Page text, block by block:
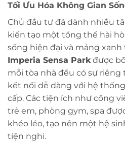
Tối Ưu Hóa Không Gian
Chủ đầu tư đã dành nhiều
kiến tạo một tổng thể hài
sống hiện đại và mảng
Imperia Sensa Parkđược
mỗi tòa nhà đều có sự
kết nối dễ dàng với hệ
cấp. Các tiện ích như công
trẻ em, phòng gym, spa
khéo léo, tạo nên một hệ
tiện nghi.